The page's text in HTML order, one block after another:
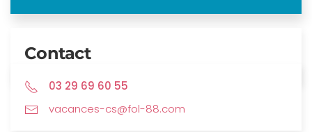
Contact
03 29 69 60 55
vacances-cs@fol-88.com